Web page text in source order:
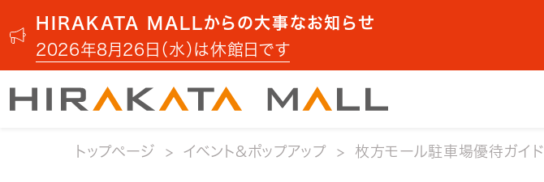
HIRAKATA MALLからの大事なお知らせ
2026年8月26日（水）は休館日です
トップページ イベント&ポップアップ 枚方モール駐車場優待ガイド